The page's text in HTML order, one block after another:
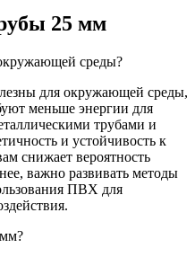
25 мм
среды?
для окружающей среды,
меньше энергии для
трубами и
и устойчивость к
снижает вероятность
важно развивать методы
ПВХ для